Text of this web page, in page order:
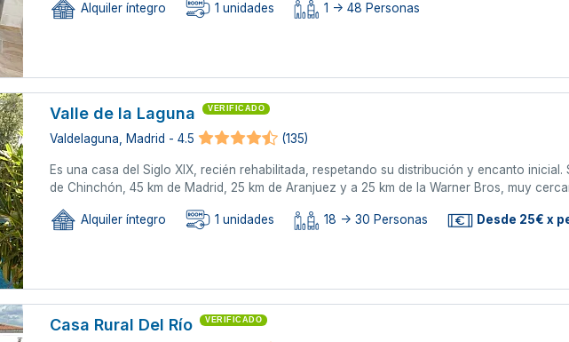
Alquiler íntegro 1 unidades 1 -> 48 Personas
Valle de la Laguna VERIFICADO
Valdelaguna, Madrid - 4.5 (135)
Es una casa del Siglo XIX, recién rehabilitada, respetando su distribución y encanto inicial.
de Chinchón, 45 km de Madrid, 25 km de Aranjuez y a 25 km de la Warner Bros, muy
Alquiler íntegro 1 unidades 18 -> 30 Personas Desde 25€ x
Casa Rural Del Río VERIFICADO